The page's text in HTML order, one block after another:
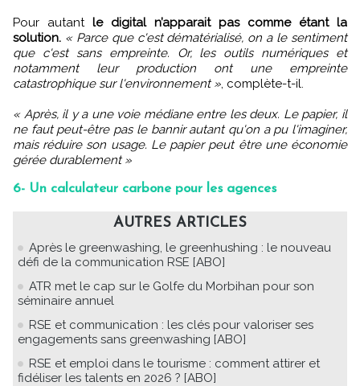
Pour autant le digital n’apparait pas comme étant la
solution. « Parce que c'est dématérialisé, on a le sentiment
que c'est sans empreinte. Or, les outils numériques et
notamment leur production ont une empreinte
catastrophique sur l'environnement » , complète-t-il.
« Après, il y a une voie médiane entre les deux. Le papier, il
ne faut peut-être pas le bannir autant qu'on a pu l'imaginer,
mais réduire son usage. Le papier peut être une économie
gérée durablement »
6- Un calculateur carbone pour les agences
AUTRES ARTICLES
Après le greenwashing, le greenhushing : le nouveau
défi de la communication RSE [ABO]
ATR met le cap sur le Golfe du Morbihan pour son
séminaire annuel
RSE et communication : les clés pour valoriser ses
engagements sans greenwashing [ABO]
RSE et emploi dans le tourisme : comment attirer et
fidéliser les talents en 2026 ? [ABO]